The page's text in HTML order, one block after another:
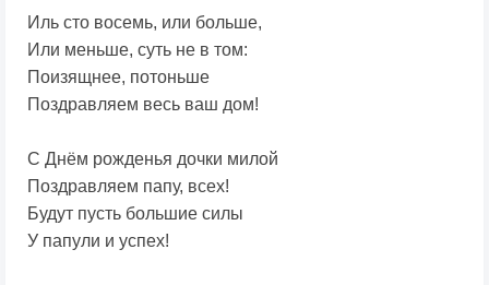
Иль сто восемь, или больше,
Или меньше, суть не в том:
Поизящнее, потоньше
Поздравляем весь ваш дом!
С Днём рожденья дочки милой
Поздравляем папу, всех!
Будут пусть большие силы
У папули и успех!